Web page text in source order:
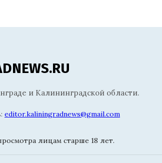
и Калининградской области.
editor.kaliningradnews@gmail.com
лицам старше 18 лет.